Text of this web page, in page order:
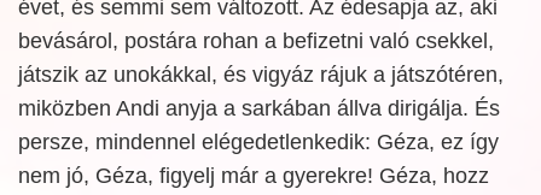
évet, és semmi sem változott. Az édesapja az, aki
bevásárol, postára rohan a befizetni való csekkel,
játszik az unokákkal, és vigyáz rájuk a játszótéren,
miközben Andi anyja a sarkában állva dirigálja. És
persze, mindennel elégedetlenkedik: Géza, ez így
nem jó, Géza, figyelj már a gyerekre! Géza, hozz